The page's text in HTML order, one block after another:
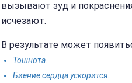
вызывают зуд и
исчезают.
В результате может
Тошнота.
Биение сердца ускорится.